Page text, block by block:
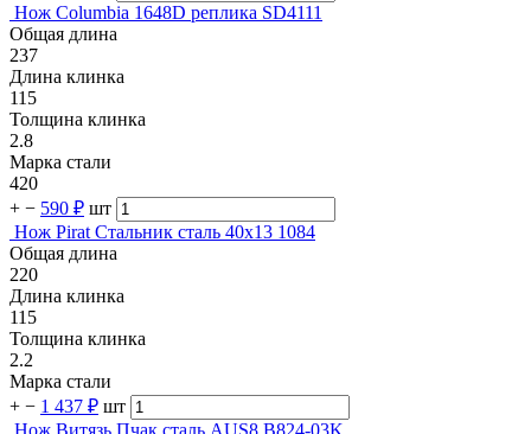
Нож Columbia 1648D реплика SD4111
Общая длина
237
Длина клинка
115
Толщина клинка
2.8
Марка стали
420
+ − 590 ₽ шт
Нож Pirat Стальник сталь 40х13 1084
Общая длина
220
Длина клинка
115
Толщина клинка
2.2
Марка стали
+ − 1 437 ₽ шт
Нож Витязь Пчак сталь AUS8 B824-03K